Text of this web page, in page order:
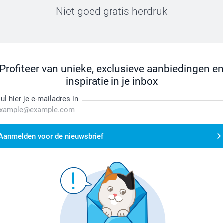
Niet goed gratis herdruk
Profiteer van unieke, exclusieve aanbiedingen en
inspiratie in je inbox
hier je e-mailadres in
voor de nieuwsbrief